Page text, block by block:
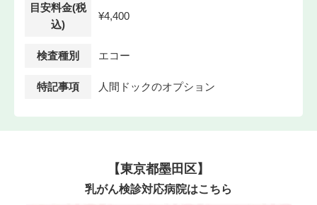
目安料金(税
込)
¥4,400
検査種別 エコー
特記事項 人間ドックのオプション
【東京都墨田区】
乳がん検診対応病院はこちら